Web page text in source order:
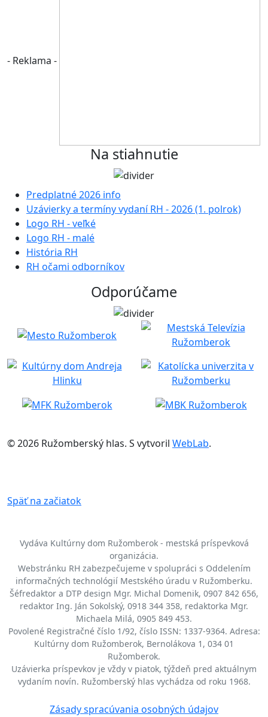
- Reklama -
Na stiahnutie
Predplatné 2026 info
Uzávierky a termíny vydaní RH - 2026 (1. polrok)
Logo RH - veľké
Logo RH - malé
História RH
RH očami odborníkov
Odporúčame
© 2026 Ružomberský hlas. S vytvoril WebLab.
Späť na začiatok
Vydáva Kultúrny dom Ružomberok - mestská príspevková
organizácia.
Webstránku RH zabezpečujeme v spolupráci s Oddelením
informačných technológií Mestského úradu v Ružomberku.
Šéfredaktor a DTP design Mgr. Michal Domenik, 0907 842 656,
redaktor Ing. Ján Sokolský, 0918 344 358, redaktorka Mgr.
Michaela Milá, 0905 849 453.
Povolené Registračné číslo 1/92, číslo ISSN: 1337-9364. Adresa:
Kultúrny dom Ružomberok, Bernolákova 1, 034 01
Ružomberok.
Uzávierka príspevkov je vždy v piatok, týždeň pred aktuálnym
vydaním novín. Ružomberský hlas vychádza od roku 1968.
Zásady spracúvania osobných údajov